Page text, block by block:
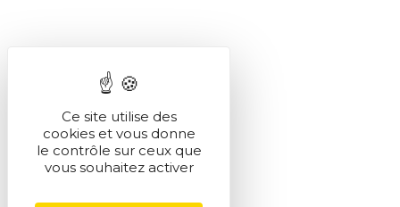
Ce site utilise des
cookies et vous donne
le contrôle sur ceux que
vous souhaitez activer